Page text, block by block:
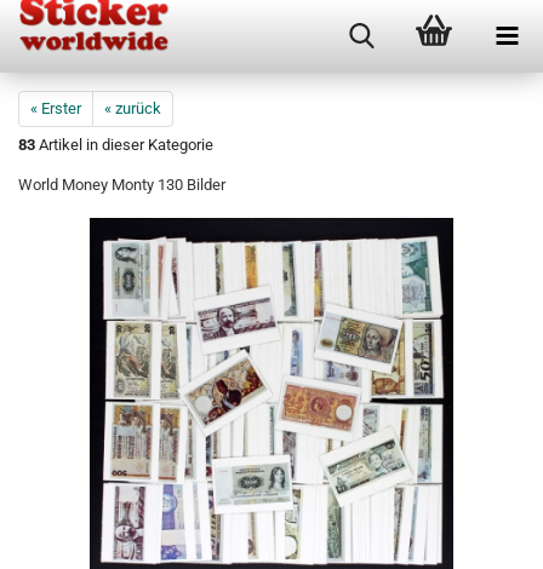
« Erster
« zurück
83 Artikel in dieser Kategorie
World Money Monty 130 Bilder